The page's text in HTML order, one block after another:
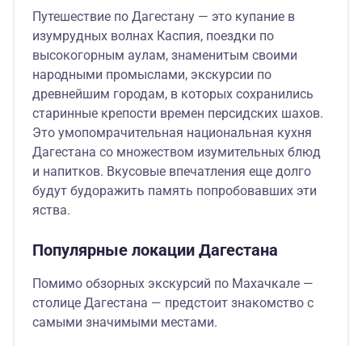
Путешествие по Дагестану — это купание в
изумрудных волнах Каспия, поездки по
высокогорным аулам, знаменитым своими
народными промыслами, экскурсии по
древнейшим городам, в которых сохранились
старинные крепости времен персидских шахов.
Это умопомрачительная национальная кухня
Дагестана со множеством изумительных блюд
и напитков. Вкусовые впечатления еще долго
будут будоражить память попробовавших эти
яства.
Популярные локации Дагестана
Помимо обзорных экскурсий по Махачкале —
столице Дагестана — предстоит знакомство с
самыми значимыми местами.